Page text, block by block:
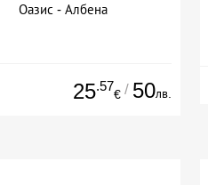
Оазис - Албена
25.57
€ / 50лв.